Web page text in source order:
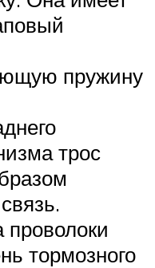
пружину
трос
тормозного